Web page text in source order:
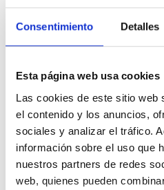
Consentimiento Detalles
Esta página web usa cookies
Las cookies de este sitio web
el contenido y los anuncios,
sociales y analizar el tráfico.
información sobre el uso que
nuestros partners de redes
web, quienes pueden
web, une bannière
d’accepter, de refuser ou de
ses préférences.
retournant au Centre de
disponible au bas du site web.
4. Comment
cookies